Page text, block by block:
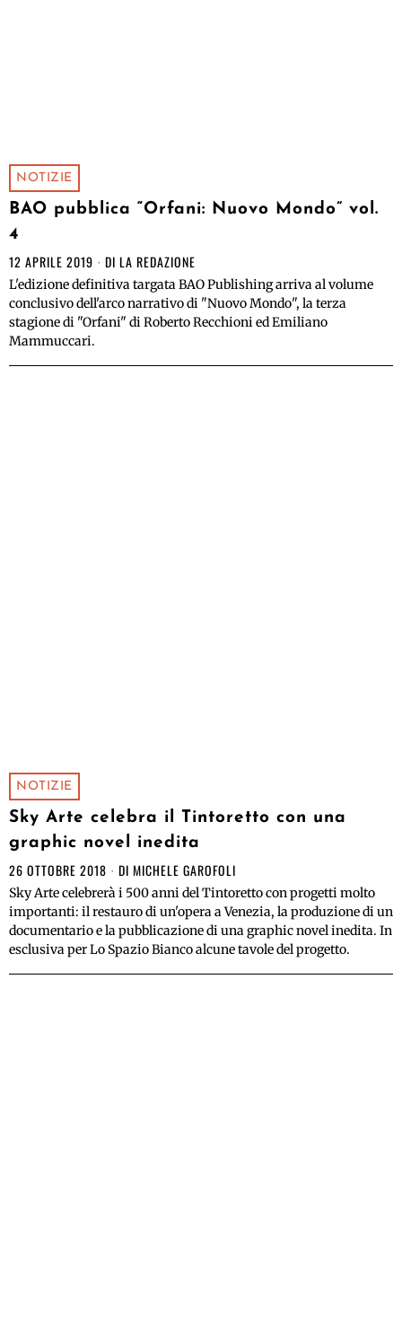
NOTIZIE
BAO pubblica “Orfani: Nuovo Mondo” vol.
4
12 APRILE 2019 DI LA REDAZIONE
L'edizione definitiva targata BAO Publishing arriva al volume
conclusivo dell'arco narrativo di "Nuovo Mondo", la terza
stagione di "Orfani" di Roberto Recchioni ed Emiliano
Mammuccari.
NOTIZIE
Sky Arte celebra il Tintoretto con una
graphic novel inedita
26 OTTOBRE 2018 DI MICHELE GAROFOLI
Sky Arte celebrerà i 500 anni del Tintoretto con progetti molto
importanti: il restauro di un'opera a Venezia, la produzione di un
documentario e la pubblicazione di una graphic novel inedita. In
esclusiva per Lo Spazio Bianco alcune tavole del progetto.